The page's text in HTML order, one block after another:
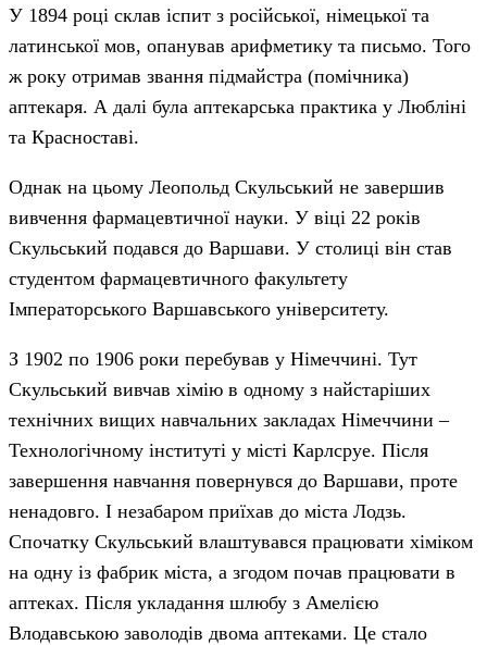
У 1894 році склав іспит з російської, німецької та
латинської мов, опанував арифметику та письмо. Того
ж року отримав звання підмайстра (помічника)
аптекаря. А далі була аптекарська практика у Любліні
та Красноставі.
Однак на цьому Леопольд Скульський не завершив
вивчення фармацевтичної науки. У віці 22 років
Скульський подався до Варшави. У столиці він став
студентом фармацевтичного факультету
Імператорського Варшавського університету.
З 1902 по 1906 роки перебував у Німеччині. Тут
Скульський вивчав хімію в одному з найстаріших
технічних вищих навчальних закладах Німеччини –
Технологічному інституті у місті Карлсруе. Після
завершення навчання повернувся до Варшави, проте
ненадовго. І незабаром приїхав до міста Лодзь.
Спочатку Скульський влаштувався працювати хіміком
на одну із фабрик міста, а згодом почав працювати в
аптеках. Після укладання шлюбу з Амелією
Влодавською заволодів двома аптеками. Це стало